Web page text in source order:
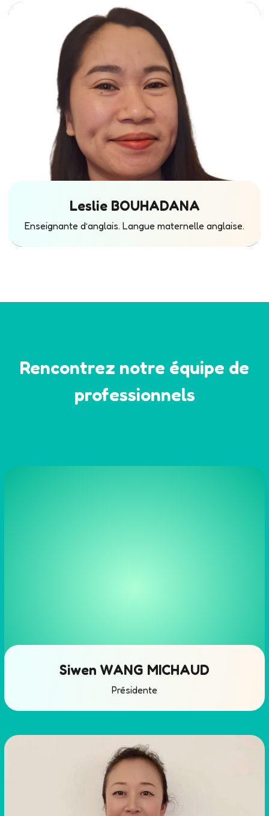
Leslie BOUHADANA
Enseignante d’anglais. Langue maternelle anglaise.
Rencontrez notre équipe de
professionnels
Siwen WANG MICHAUD
Présidente